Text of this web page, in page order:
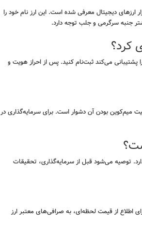
ارزهای دیجیتال معرفی شده است. این ارز نام خود را
جنبه سرگرمی و جلب توجه دارد.
کرد؟
را پشتیبانی می‌کند ثبت‌نام کنید. پس از احراز هویت و
میم‌کوین بودن آن دشوار است. برای سرمایه‌گذاری در
توصیه می‌شود قبل از سرمایه‌گذاری، تحقیقات
اطلاع از قیمت لحظه‌ای، به صرافی‌های معتبر ارز